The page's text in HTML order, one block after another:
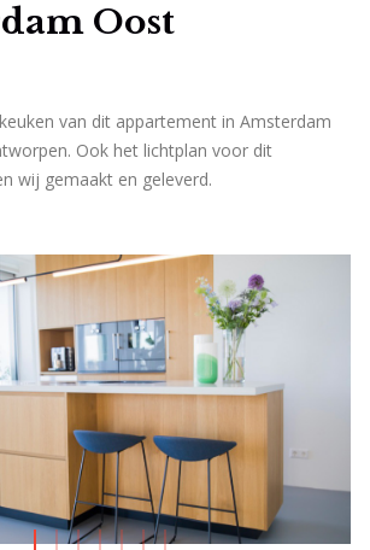
Oost
van dit appartement in Amsterdam
Ook het lichtplan voor dit
wij gemaakt en geleverd.